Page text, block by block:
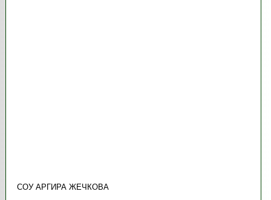
СОУ АРГИРА ЖЕЧКОВА